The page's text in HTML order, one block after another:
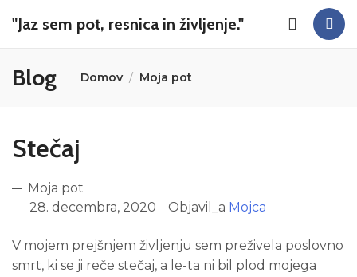
"Jaz sem pot, resnica in življenje."
Blog Domov Moja pot
Stečaj
Moja pot
28. decembra, 2020
Objavil_a Mojca
V mojem prejšnjem življenju sem preživela poslovno
smrt, ki se ji reče stečaj, a le-ta ni bil plod mojega